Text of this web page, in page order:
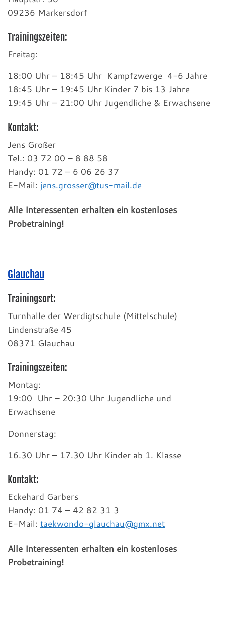
09236 Markersdorf
Trainingszeiten:
Freitag:
18:00 Uhr – 18:45 Uhr Kampfzwerge 4-6 Jahre
18:45 Uhr – 19:45 Uhr Kinder 7 bis 13 Jahre
19:45 Uhr – 21:00 Uhr Jugendliche & Erwachsene
Kontakt:
Jens Großer
Tel.: 03 72 00 – 8 88 58
Handy: 01 72 – 6 06 26 37
E-Mail: jens.grosser@tus-mail.de
Alle Interessenten erhalten ein kostenloses
Probetraining!
Glauchau
Trainingsort:
Turnhalle der Werdigtschule (Mittelschule)
Lindenstraße 45
08371 Glauchau
Trainingszeiten:
Montag:
19:00 Uhr – 20:30 Uhr Jugendliche und
Erwachsene
Donnerstag:
16.30 Uhr – 17.30 Uhr Kinder ab 1. Klasse
Kontakt:
Eckehard Garbers
Handy: 01 74 – 42 82 31 3
E-Mail: taekwondo-glauchau@gmx.net
Alle Interessenten erhalten ein kostenloses
Probetraining!